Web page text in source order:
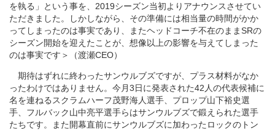
を執る」という事を、2019シーズン当初よりアナウンスさせてい
ただきました。しかしながら、その準備には相当量の時間がかか
ってしまったのは事実であり、またヘッドコーチ不在のままSRの
シーズン開始を迎えたことが、想像以上の影響を与えてしまった
のは事実です＞（渡瀬CEO）
期待はずれに終わったサンウルブズですが、プラス材料がなか
ったわけではありません。今月3日に発表された42人の代表候補に
名を連ねるスクラムハーフ茂野海人選手、プロップ山下裕史選
手、フルバック山中亮平選手らはサンウルブズで鍛えられた選手
たちです。また開幕直前にサンウルブズに加わったロックのトン